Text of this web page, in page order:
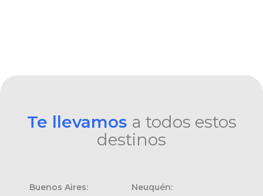
Te llevamos a todos estos
destinos
Buenos Aires:
Neuquén: